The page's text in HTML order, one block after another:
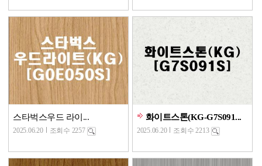
스타벅스우드 라이...
2025.06.20 조회수 2257
화이트스톤(KG-G7S091...
2025.06.20 조회수 2213